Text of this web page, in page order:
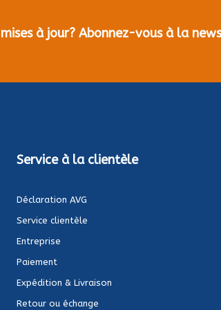
à jour? Abonnez-vous à la
Service à la clientèle
Déclaration AVG
Service clientèle
Entreprise
Paiement
Expédition & Livraison
Retour ou échange